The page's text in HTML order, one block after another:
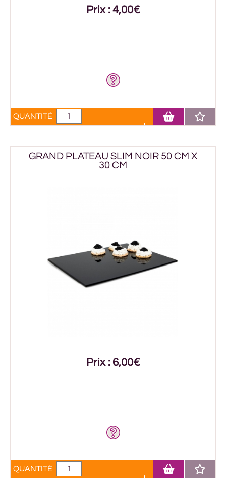
Prix : 4,00€
QUANTITÉ
GRAND PLATEAU SLIM NOIR 50 CM X
30 CM
Prix : 6,00€
QUANTITÉ